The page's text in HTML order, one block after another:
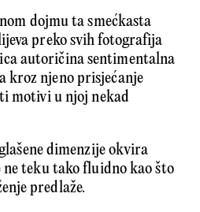
dojmu ta smećkasta
preko svih fotografija
autoričina sentimentalna
kroz njeno prisjećanje
motivi u njoj nekad
dimenzije okvira
teku tako fluidno kao što
predlaže.